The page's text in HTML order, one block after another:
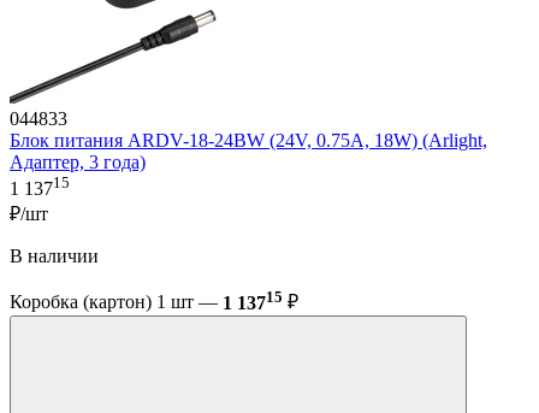
044833
Блок питания ARDV-18-24BW (24V, 0.75A, 18W) (Arlight,
Адаптер, 3 года)
1 13715
₽/шт
В наличии
Коробка (картон) 1 шт — 1 13715 ₽